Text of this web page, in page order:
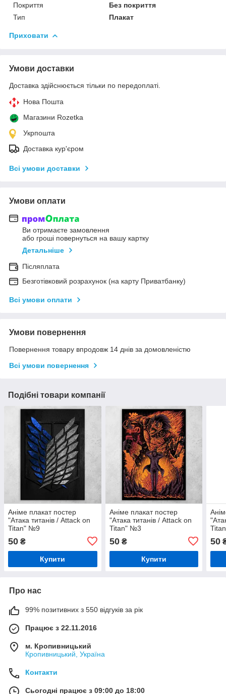
Покриття
Без покриття
Тип
Плакат
Приховати
Умови доставки
Доставка здійснюється тільки по передоплаті.
Нова Пошта
Магазини Rozetka
Укрпошта
Доставка кур'єром
Всі умови доставки
Умови оплати
Ви отримаєте замовлення
або гроші повернуться на вашу картку
Детальніше
Післяплата
Безготівковий розрахунок (на карту Приватбанку)
Всі умови оплати
Умови повернення
Повернення товару впродовж 14 днів за домовленістю
Всі умови повернення
Подібні товари компанії
Аніме плакат постер
"Атака титанів / Attack on
Titan" №9
50 ₴
Купити
Аніме плакат постер
"Атака титанів / Attack on
Titan" №3
50₴
Купити
50
Про нас
99% позитивних з 550 відгуків за рік
Працює з 22.11.2016
м. Кропивницький
Кропивницький, Україна
Контакти
Сьогодні працює з 09:00 до 18:00